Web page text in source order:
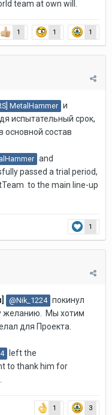
team at own will.
1 1 1
MetalHammer и
испытательный срок,
основной состав
and
passed a trial period,
to the main line-up
1
@Nik_1224 покинул
желанию.
Мы хотим
для Проекта.
left the
to thank him for
1 3